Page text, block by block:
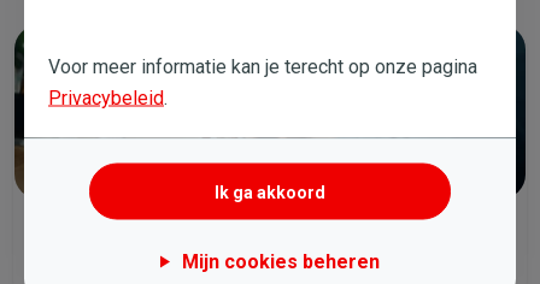
We beantwoorden je vraag zo snel mogelijk.
Voor meer informatie kan je terecht op onze pagina
Privacybeleid.
Ik ga akkoord
Mijn cookies beheren